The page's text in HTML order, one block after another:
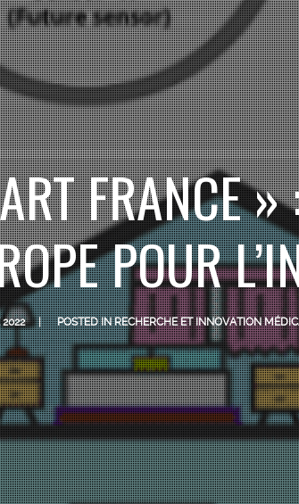
FRANCE
POUR
2022 POSTED INRECHERCHE ET INNOVATION